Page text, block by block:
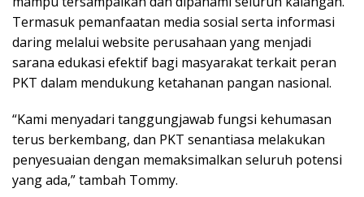
Termasuk pemanfaatan media sosial serta informasi
daring melalui website perusahaan yang menjadi
sarana edukasi efektif bagi masyarakat terkait peran
PKT dalam mendukung ketahanan pangan nasional.
“Kami menyadari tanggungjawab fungsi kehumasan
terus berkembang, dan PKT senantiasa melakukan
penyesuaian dengan memaksimalkan seluruh potensi
yang ada,” tambah Tommy.